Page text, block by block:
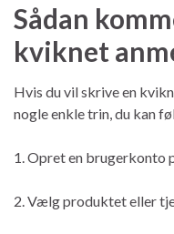
Sådan
kviknet
Hvis du vil skrive en
nogle enkle trin, du kan
1. Opret en brugerkonto
2. Vælg produktet eller